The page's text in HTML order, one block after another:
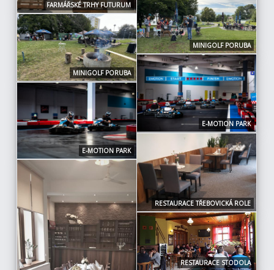
FARMÁŘSKÉ TRHY FUTURUM
MINIGOLF PORUBA
MINIGOLF PORUBA
E-MOTION PARK
E-MOTION PARK
RESTAURACE TŘEBOVICKÁ ROLE
RESTAURACE STODOLA